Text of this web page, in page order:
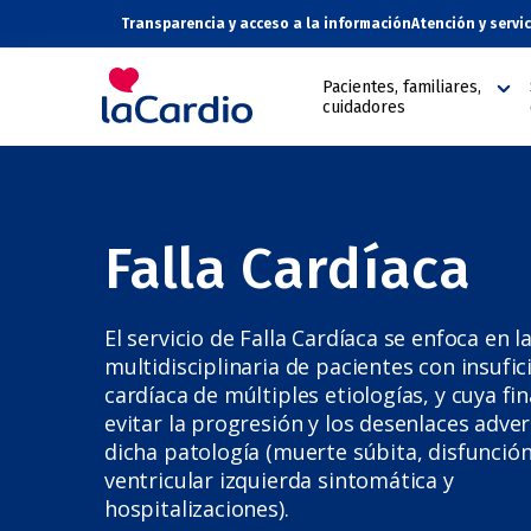
este
Transparencia y acceso a la informaciónAtención y
Pacientes, familiares,
cuidadores
Falla Cardíaca
El servicio de Falla Cardíaca se enfoca en
multidisciplinaria de pacientes con
cardíaca de múltiples etiologías, y cuya
evitar la progresión y los desenlaces
dicha patología (muerte súbita, disfunción
ventricular izquierda sintomática y
hospitalizaciones).